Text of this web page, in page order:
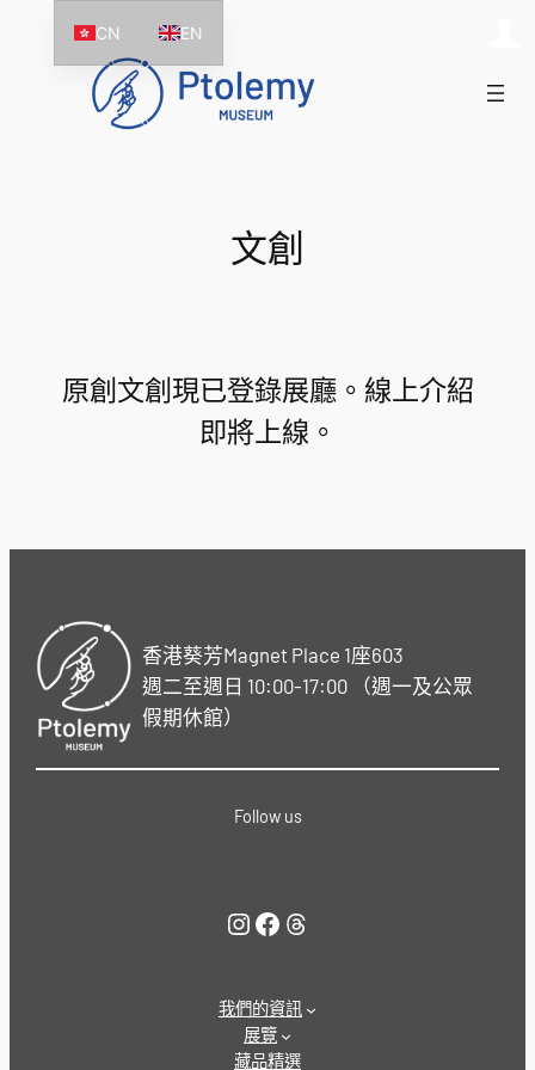
文創
原創文創現已登錄展廳。線上介紹
即將上線。
香港葵芳Magnet Place 1座603
週二至週日 10:00-17:00 （週一及公眾
假期休館）
Follow us
Instagram Facebook Threads
我們的資訊
展覽
藏品精選
CN EN